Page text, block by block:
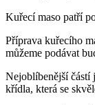
Kuřecí maso patří
Příprava kuřecího
můžeme podávat
Nejoblíbenější částí
křídla, která se